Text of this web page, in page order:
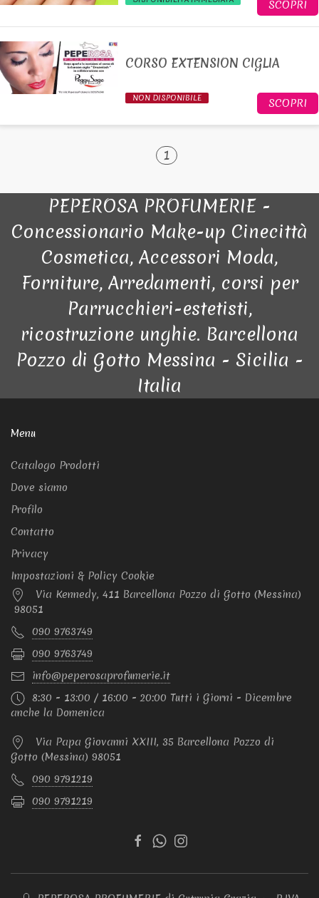
SCOPRI
CORSO EXTENSION CIGLIA
NON DISPONIBILE SCOPRI
1
PEPEROSA PROFUMERIE -
Concessionario Make-up Cinecittà
Cosmetica, Accessori Moda,
Forniture, Arredamenti, corsi per
Parrucchieri-estetisti,
ricostruzione unghie. Barcellona
Pozzo di Gotto Messina - Sicilia -
Italia
Menu
Catalogo Prodotti
Dove siamo
Profilo
Contatto
Privacy
Impostazioni & Policy Cookie
Via Kennedy, 411 Barcellona Pozzo di Gotto (Messina)
98051
090 9763749
090 9763749
info@peperosaprofumerie.it
8:30 - 13:00 / 16:00 - 20:00 Tutti i Giorni - Dicembre
anche la Domenica
Via Papa Giovanni XXIII, 35 Barcellona Pozzo di
Gotto (Messina) 98051
090 9791219
090 9791219